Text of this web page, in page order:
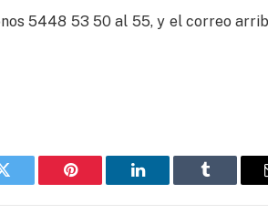
5448 53 50 al 55, y el correo
Twitter Pinterest LinkedIn Tumblr